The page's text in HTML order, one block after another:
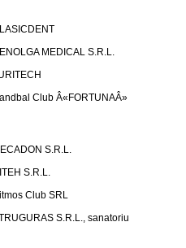
MEDICAL S.R.L.
Club Â«FORTUNAÂ»
S.R.L.
S.R.L.
Club SRL
S.R.L., sanatoriu